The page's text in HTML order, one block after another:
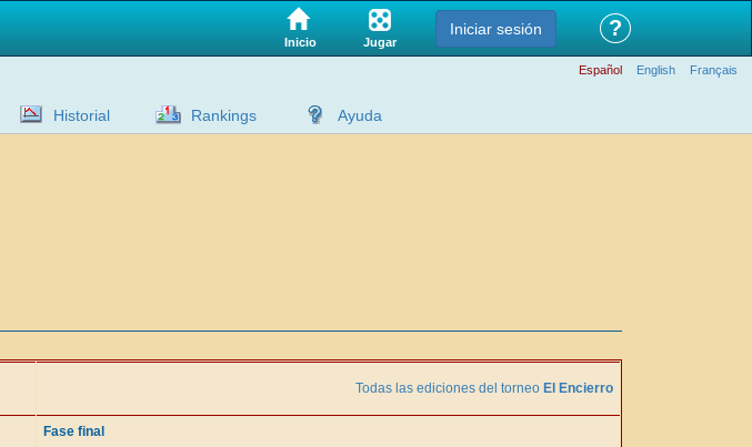
Inicio Jugar
Iniciar sesión ?
Español English Français
Historial Rankings Ayuda
Todas las ediciones del torneo El Encierro
Fase final